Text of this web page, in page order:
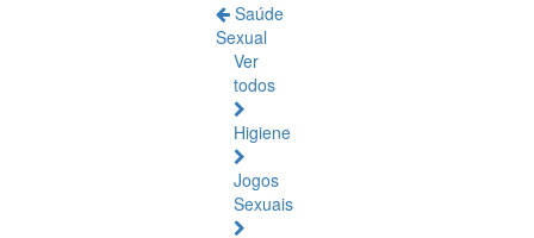
Saúde
Sexual
Ver
todos
Higiene
Jogos
Sexuais